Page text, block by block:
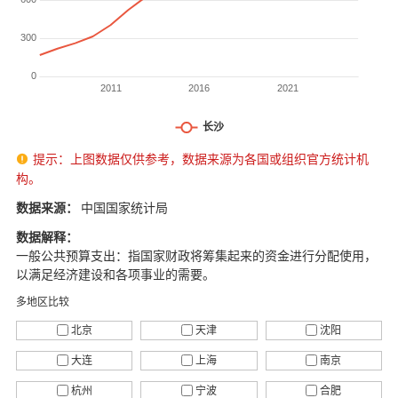
 提示：上图数据仅供参考，数据来源为各国或组织官方统计机
构。
数据来源：
中国国家统计局
数据解释：
一般公共预算支出：指国家财政将筹集起来的资金进行分配使用，
以满足经济建设和各项事业的需要。
多地区比较
北京 天津 沈阳
大连 上海 南京
杭州 宁波 合肥